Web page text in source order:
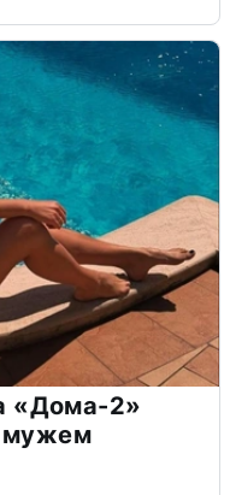
«Дома-2»
мужем